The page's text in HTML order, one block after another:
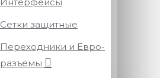
Сетки защитные
Переходники и Евро-
разъёмы